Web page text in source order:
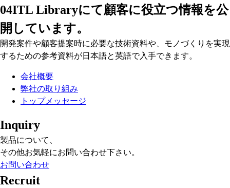
04ITL Libraryにて顧客に役立つ情報を公
開しています。
開発案件や顧客提案時に必要な技術資料や、モノづくりを実現
するための参考資料が日本語と英語で入手できます。
会社概要
弊社の取り組み
トップメッセージ
Inquiry
製品について、
その他お気軽にお問い合わせ下さい。
お問い合わせ
Recruit